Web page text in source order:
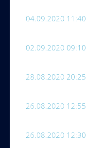
04.09.2020 11:40
02.09.2020 09:10
28.08.2020 20:25
26.08.2020 12:55
26.08.2020 12:30